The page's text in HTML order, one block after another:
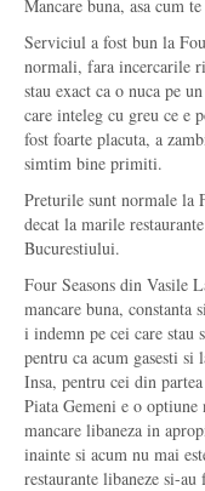
Mancare buna, asa cum
Serviciul a fost bun la
normali, fara incercarile
stau exact ca o nuca pe
care inteleg cu greu ce e
fost foarte placuta, a
simtim bine primiti.
Preturile sunt normale la
decat la marile
Bucurestiului.
Four Seasons din Vasile
mancare buna,
i indemn pe cei care stau
pentru ca acum gasesti si
Insa, pentru cei din
Piata Gemeni e o optiune
mancare libaneza in
inainte si acum nu mai
restaurante libaneze si-